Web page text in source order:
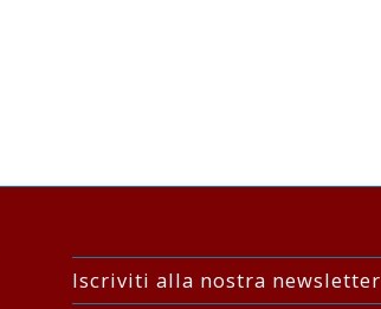
Iscriviti alla nostra newsletter